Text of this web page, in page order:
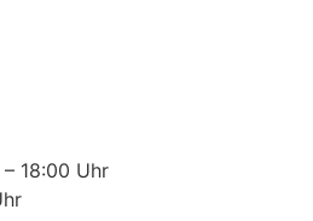
18:00 Uhr